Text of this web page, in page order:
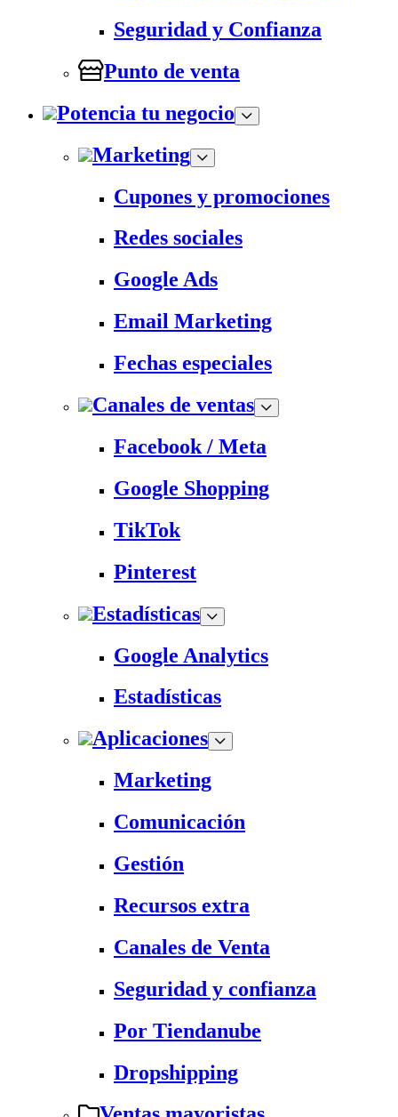
Seguridad y Confianza
Punto de venta
Potencia tu negocio
Marketing
Cupones y promociones
Redes sociales
Google Ads
Email Marketing
Fechas especiales
Canales de ventas
Facebook / Meta
Google Shopping
TikTok
Pinterest
Estadísticas
Google Analytics
Estadísticas
Aplicaciones
Marketing
Comunicación
Gestión
Recursos extra
Canales de Venta
Seguridad y confianza
Por Tiendanube
Dropshipping